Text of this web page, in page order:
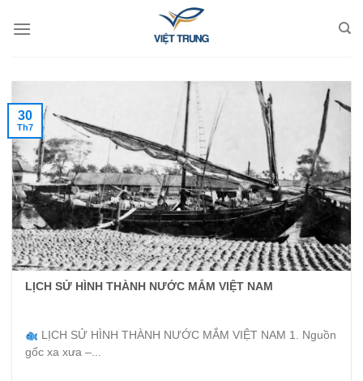
LỊCH SỬ HÌNH THÀNH NƯỚC MẮM VIỆT NAM
LỊCH SỬ HÌNH THÀNH NƯỚC MẮM VIỆT NAM 1. Nguồn
gốc xa xưa –...
30
Th7